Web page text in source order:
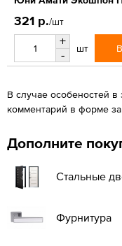
321 р./шт
+
-
шт
В случае особеностей
комментарий в форме
Дополните
Стальные
Фурнитура